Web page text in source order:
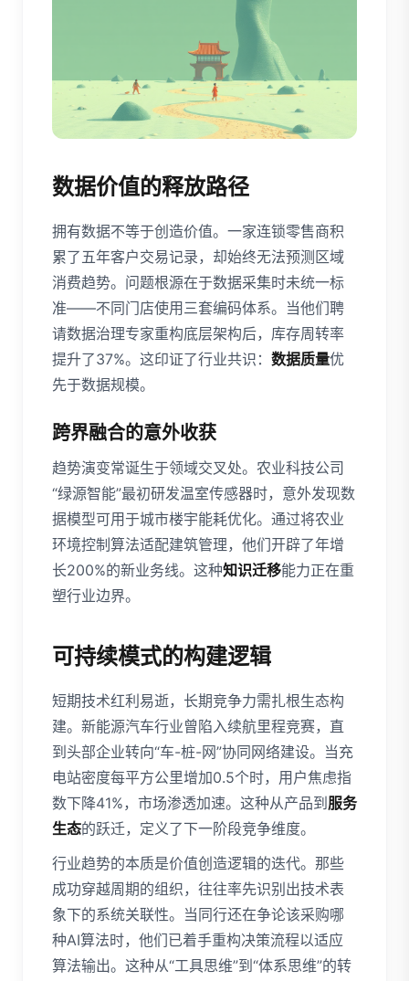
数据价值的释放路径
拥有数据不等于创造价值。一家连锁零售商积
累了五年客户交易记录，却始终无法预测区域
消费趋势。问题根源在于数据采集时未统一标
准——不同门店使用三套编码体系。当他们聘
请数据治理专家重构底层架构后，库存周转率
提升了37%。这印证了行业共识： 数据质量优
先于数据规模。
跨界融合的意外收获
趋势演变常诞生于领域交叉处。农业科技公司
“绿源智能”最初研发温室传感器时，意外发现数
据模型可用于城市楼宇能耗优化。通过将农业
环境控制算法适配建筑管理，他们开辟了年增
长200%的新业务线。这种知识迁移能力正在重
塑行业边界。
可持续模式的构建逻辑
短期技术红利易逝，长期竞争力需扎根生态构
建。新能源汽车行业曾陷入续航里程竞赛，直
到头部企业转向“车-桩-网”协同网络建设。当充
电站密度每平方公里增加0.5个时，用户焦虑指
数下降41%，市场渗透加速。这种从产品到 服务
生态的跃迁，定义了下一阶段竞争维度。
行业趋势的本质是价值创造逻辑的迭代。那些
成功穿越周期的组织，往往率先识别出技术表
象下的系统关联性。当同行还在争论该采购哪
种AI算法时，他们已着手重构决策流程以适应
算法输出。这种从“工具思维”到“体系思维”的转